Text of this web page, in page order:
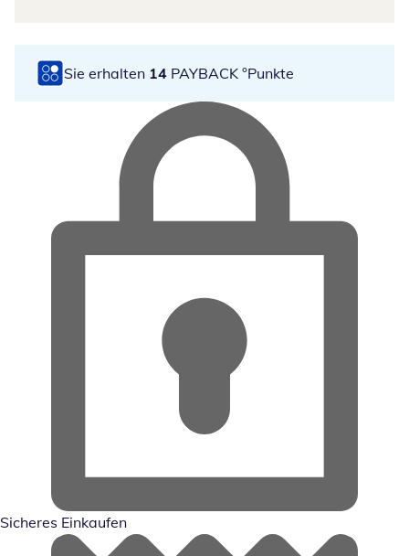
Sie erhalten 14 PAYBACK °Punkte
Sicheres Einkaufen